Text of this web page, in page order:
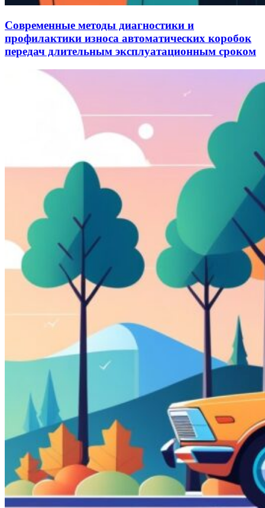
Современные методы диагностики и
профилактики износа автоматических коробок
передач длительным эксплуатационным сроком